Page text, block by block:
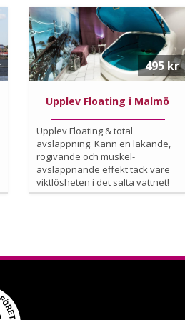
Upplev Floating i Malmö
Upplev Floating & total
avslappning. Känn en läkande,
rogivande och muskel-
avslappnande effekt tack vare
viktlösheten i det salta vattnet!
495 kr